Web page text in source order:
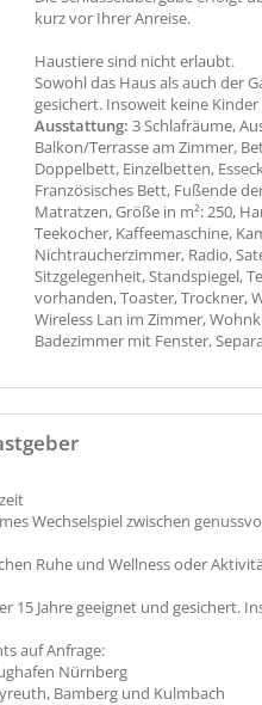
kurz vor Ihrer Anreise.
Haustiere sind nicht erlaubt.
Sowohl das Haus als auch der
gesichert. Insoweit keine Kinder
Ausstattung:3 Schlafräume,
Balkon/Terrasse am Zimmer,
Doppelbett, Einzelbetten,
Französisches Bett, Fußende
Matratzen, Größe in m²: 250,
Teekocher, Kaffeemaschine,
Nichtraucherzimmer, Radio,
Sitzgelegenheit, Standspiegel,
vorhanden, Toaster, Trockner,
Wireless Lan im Zimmer,
Badezimmer mit Fenster,
Wechselspiel zwischen
Ruhe und Wellness oder
15 Jahre geeignet und gesichert.
auf Anfrage:
Nürnberg
Bamberg und Kulmbach